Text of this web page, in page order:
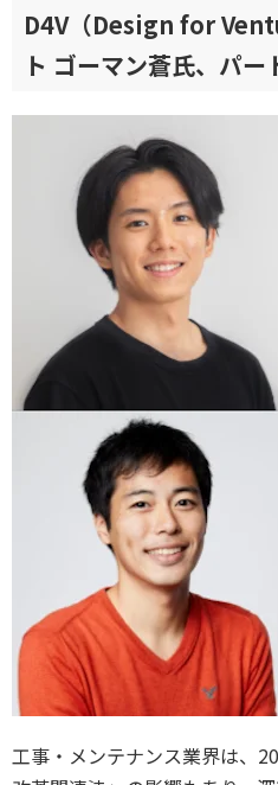
D4V（Design for
ト ゴーマン蒼氏、パ
工事・メンテナンス業界は、